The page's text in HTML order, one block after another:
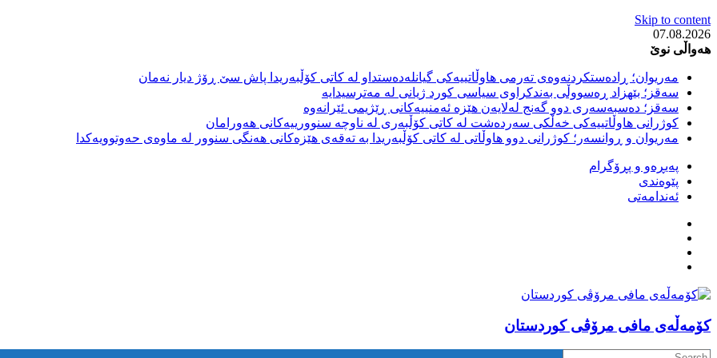
Skip to content
07.08.2026
هەواڵی نوێ
مەریوان؛ ڕادەستکردنەوەی تەرمی هاوڵاتییەکی گیانلەدەستداو لە کاتی کۆڵبەریدا پاش سێ ڕۆژ دیار نەمان
سەقز؛ بێهزاد ڕەسووڵی بەندکراوی سیاسی کورد ژیانی لە مەترسیدایە
سەقز؛ دەسبەسەری دوو گەنج لەلایەن هێزە ئەمنییەکانی ڕێژیمی ئێرانەوە
کوژرانی هاوڵاتییەکی خەڵکی سەردەشت لە کاتی کۆڵبەری لە ناوچە سنوورییەکانی هەورامان
مەریوان و ڕوانسەر؛ کوژرانی دوو هاوڵاتی لە کاتی کۆڵبەریدا بە تەقەی هێزەکانی هەنگی سنوور لە ماوەی حەوتوویەکدا
پەیڕەو و پڕۆگرام
پێوەندی
ئەندامەتی
كۆمه‌ڵه‌ی مافی مرۆڤی کوردستان